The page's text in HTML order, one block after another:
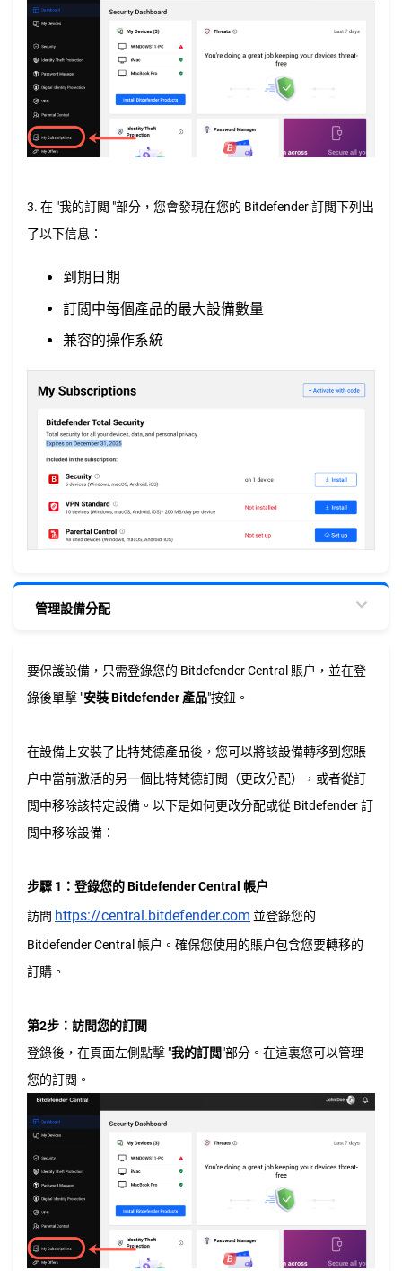
3. 在 "我的訂閲 "部分，您會發現在您的 Bitdefender 訂閲下列出
了以下信息：
到期日期
訂閲中每個產品的最大設備數量
兼容的操作系統
管理設備分配
要保護設備，只需登錄您的 Bitdefender Central 賬户，並在登
錄後單擊 "安裝 Bitdefender 產品"按鈕。
在設備上安裝了比特梵德產品後，您可以將該設備轉移到您賬
户中當前激活的另一個比特梵德訂閲（更改分配），或者從訂
閲中移除該特定設備。以下是如何更改分配或從 Bitdefender 訂
閲中移除設備：
步驟 1：登錄您的 Bitdefender Central 帳户
訪問 https://central.bitdefender.com 並登錄您的
Bitdefender Central 帳户。確保您使用的賬户包含您要轉移的
訂購。
第2步：訪問您的訂閲
登錄後，在頁面左側點擊 "我的訂閲"部分。在這裏您可以管理
您的訂閲。